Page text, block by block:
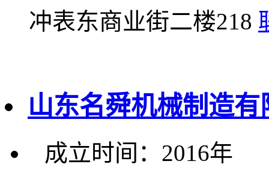
冲表东商业街二楼218
山东名舜机械制造有
成立时间：2016年